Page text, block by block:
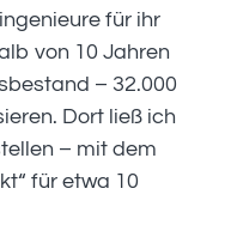
für ihr
von 10 Jahren
– 32.000
Dort ließ ich
– mit dem
für etwa 10